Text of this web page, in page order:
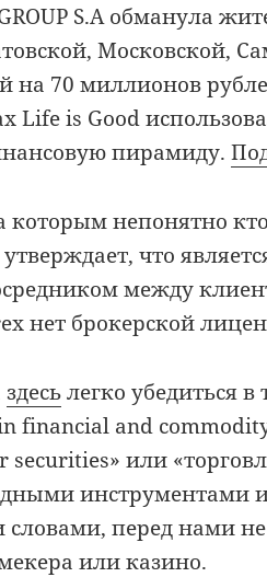
S.A обманула
Московской,
на 70 миллионов
Life is Good
пирамиду.
которым непонятно
что
между
нет брокерской
здесьлегко убедиться
financial and
securities» или
инструментами
перед нами не
или казино.